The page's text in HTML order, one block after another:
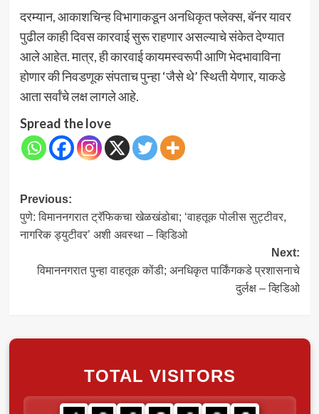
दरम्यान, आकाशचिन्ह विभागाकडून अनधिकृत फ्लेक्स, बॅनर यावर
पुढील काही दिवस कारवाई सुरू राहणार असल्याचे संकेत देण्यात
आले आहेत. मात्र, ही कारवाई कायमस्वरूपी आणि भेदभावाविना
होणार की निवडणूक संपताच पुन्हा ‘जैसे थे’ स्थिती येणार, याकडे
आता सर्वांचे लक्ष लागले आहे.
Spread the love
Post
navigation
Previous:
पुणे: विमाननगरात ट्रॅफिकचा खेळखंडोबा; ‘वाहतूक पोलीस सुट्टीवर,
नागरिक ड्युटीवर’ अशी अवस्था – व्हिडिओ
Next:
विमाननगरात पुन्हा वाहतूक कोंडी; अनधिकृत पार्किंगकडे प्रशासनाचे
दुर्लक्ष – व्हिडिओ
TOTAL VISITORS